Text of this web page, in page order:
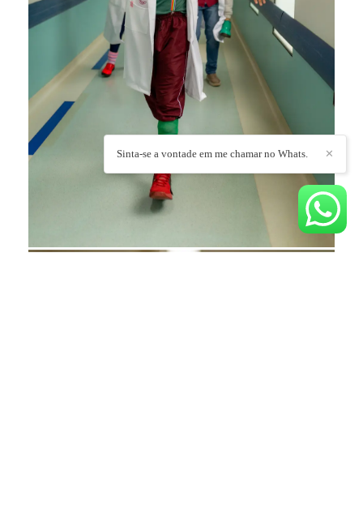
✕
Sinta-se a vontade em me chamar no Whats.